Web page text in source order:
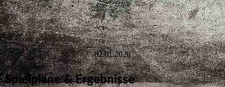
02.01.2026
Spielpläne & Ergebnisse